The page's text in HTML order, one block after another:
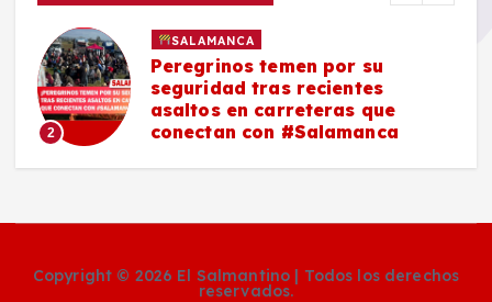
2
SALAMANCA
Peregrinos temen por su
seguridad tras recientes
asaltos en carreteras que
conectan con #Salamanca
Copyright © 2026 El Salmantino | Todos los derechos
reservados.